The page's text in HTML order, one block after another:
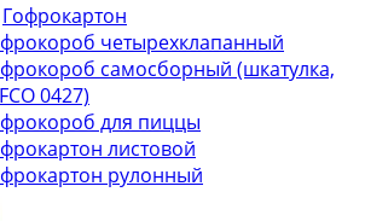
Гофрокартон
четырехклапанный
самосборный (шкатулка,
0427)
для пиццы
листовой
рулонный